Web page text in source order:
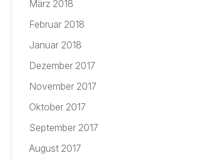
März 2018
Februar 2018
Januar 2018
Dezember 2017
November 2017
Oktober 2017
September 2017
August 2017